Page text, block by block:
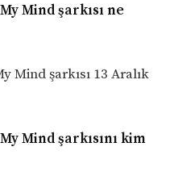
Mind şarkısı ne
Mind şarkısı 13 Aralık
Mind şarkısını kim